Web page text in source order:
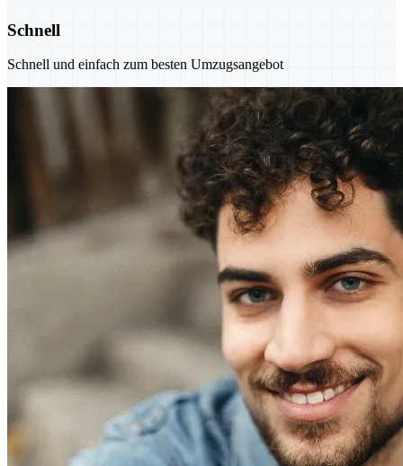
Schnell
Schnell und einfach zum besten Umzugsangebot